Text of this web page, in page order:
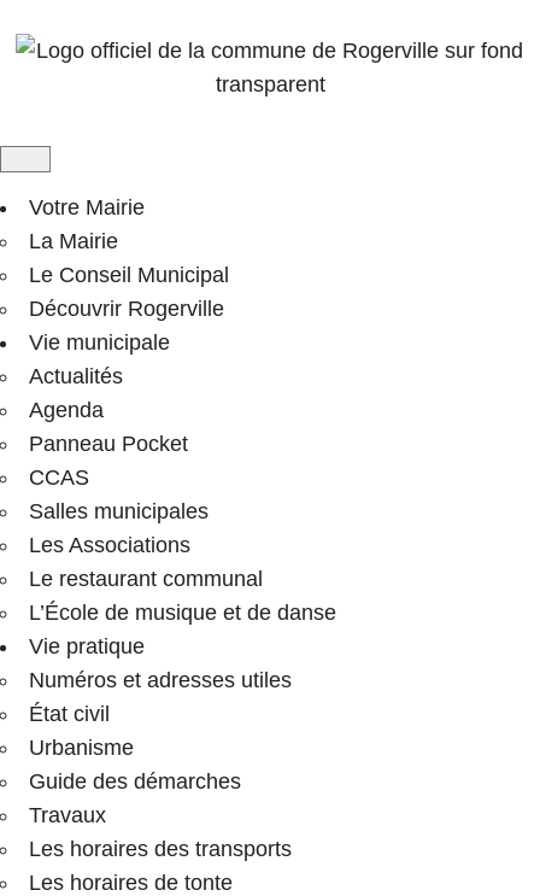
Votre Mairie
La Mairie
Le Conseil Municipal
Découvrir Rogerville
Vie municipale
Actualités
Agenda
Panneau Pocket
CCAS
Salles municipales
Les Associations
Le restaurant communal
L’École de musique et de danse
Vie pratique
Numéros et adresses utiles
État civil
Urbanisme
Guide des démarches
Travaux
Les horaires des transports
Les horaires de tonte